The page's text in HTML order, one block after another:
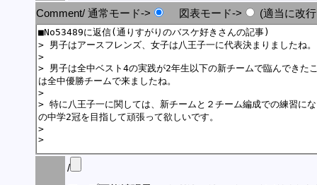
Comment/ 通常モード-> 図表モード-> (適当に改
/